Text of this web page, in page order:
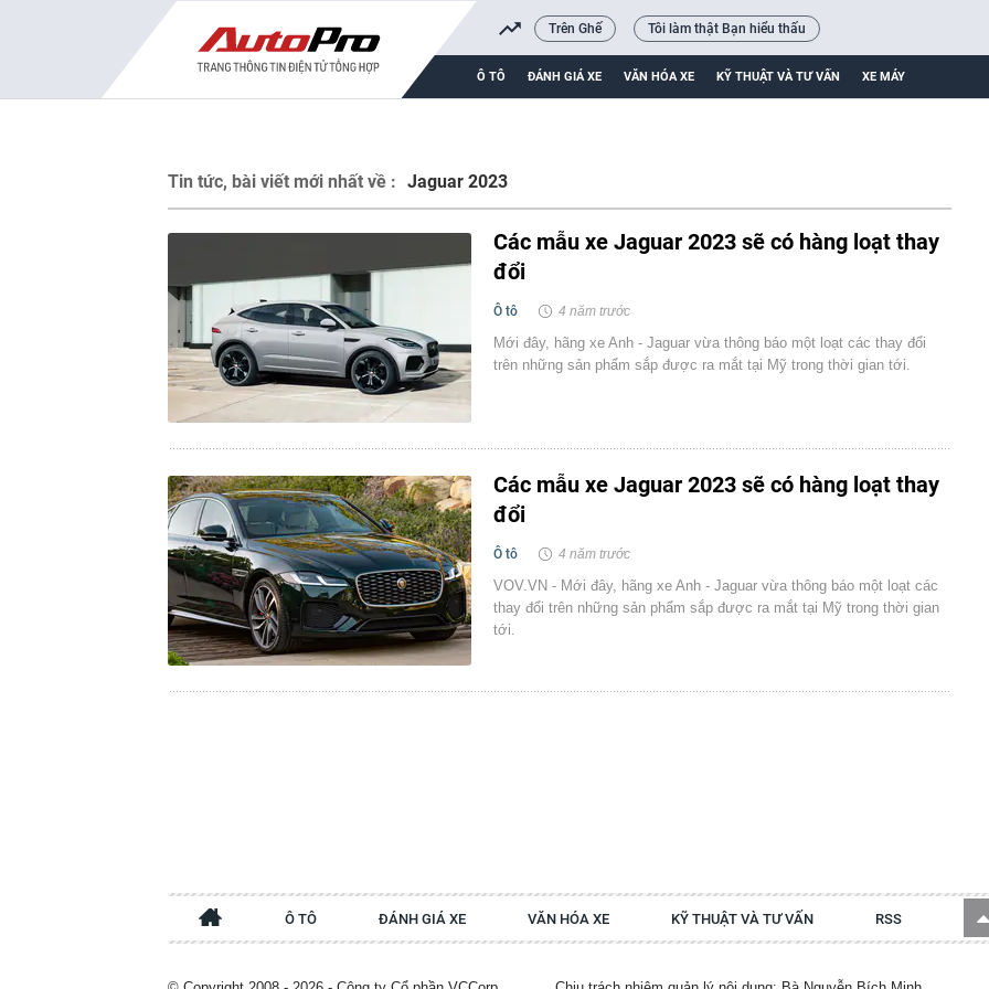
Trên Ghế Tôi làm thật Bạn hiểu thấu
Ô TÔ ĐÁNH GIÁ XE VĂN HÓA XE KỸ THUẬT VÀ TƯ VẤN XE MÁY
Tin tức, bài viết mới nhất về : Jaguar 2023
Các mẫu xe Jaguar 2023 sẽ có hàng loạt thay
đổi
Ô tô 4 năm trước
Mới đây, hãng xe Anh - Jaguar vừa thông báo một loạt các thay đổi
trên những sản phẩm sắp được ra mắt tại Mỹ trong thời gian tới.
Các mẫu xe Jaguar 2023 sẽ có hàng loạt thay
đổi
Ô tô 4 năm trước
VOV.VN - Mới đây, hãng xe Anh - Jaguar vừa thông báo một loạt các
thay đổi trên những sản phẩm sắp được ra mắt tại Mỹ trong thời gian
tới.
Ô TÔ ĐÁNH GIÁ XE VĂN HÓA XE KỸ THUẬT VÀ TƯ VẤN RSS